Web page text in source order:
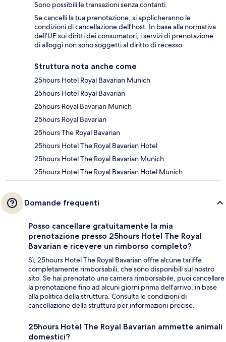
Sono possibili le transazioni senza contanti.
Se cancelli la tua prenotazione, si applicheranno le
condizioni di cancellazione dell’host. In base alla normativa
dell’UE sui diritti dei consumatori, i servizi di prenotazione
di alloggi non sono soggetti al diritto di recesso.
Struttura nota anche come
25hours Hotel Royal Bavarian Munich
25hours Hotel Royal Bavarian
25hours Royal Bavarian Munich
25hours Royal Bavarian
25hours The Royal Bavarian
25hours Hotel The Royal Bavarian Hotel
25hours Hotel The Royal Bavarian Munich
25hours Hotel The Royal Bavarian Hotel Munich
Domande frequenti
Posso cancellare gratuitamente la mia
prenotazione presso 25hours Hotel The Royal
Bavarian e ricevere un rimborso completo?
Sì, 25hours Hotel The Royal Bavarian offre alcune tariffe
completamente rimborsabili, che sono disponibili sul nostro
sito. Se hai prenotato una camera rimborsabile, puoi cancellare
la prenotazione fino ad alcuni giorni prima dell'arrivo, in base
alla politica della struttura. Consulta le condizioni di
cancellazione della struttura per informazioni precise.
25hours Hotel The Royal Bavarian ammette animali
domestici?